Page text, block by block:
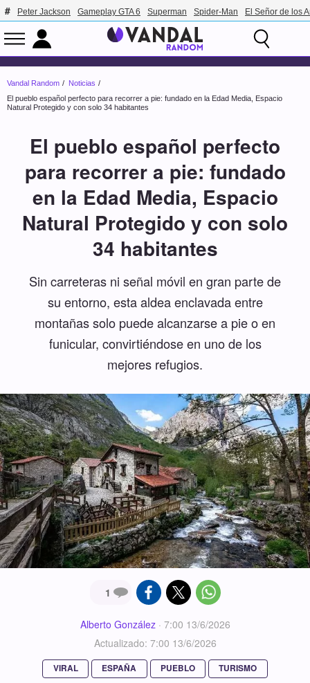
Peter Jackson Gameplay GTA 6 Superman Spider-Man El Señor de los
Vandal Random
Noticias
El pueblo español perfecto para recorrer a pie: fundado en la Edad Media, Espacio
Natural Protegido y con solo 34 habitantes
El pueblo español perfecto
para recorrer a pie: fundado
en la Edad Media, Espacio
Natural Protegido y con solo
34 habitantes
Sin carreteras ni señal móvil en gran parte de
su entorno, esta aldea enclavada entre
montañas solo puede alcanzarse a pie o en
funicular, convirtiéndose en uno de los
mejores refugios.
1
Alberto González· 7:00 13/6/2026
Actualizado: 7:00 13/6/2026
VIRAL ESPAÑA PUEBLO TURISMO